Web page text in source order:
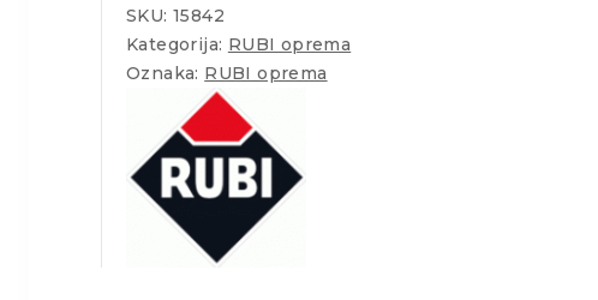
SKU: 15842
Kategorija: RUBI oprema
Oznaka: RUBI oprema